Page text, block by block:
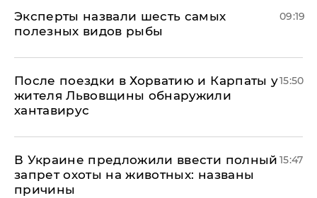
Эксперты назвали шесть самых
полезных видов рыбы
09:19
После поездки в Хорватию и Карпаты у
жителя Львовщины обнаружили
хантавирус
15:50
В Украине предложили ввести полный
запрет охоты на животных: названы
причины
15:47